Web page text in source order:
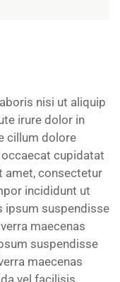
nisi ut aliquip
irure dolor in
cillum dolore
cupidatat
amet, consectetur
incididunt ut
ipsum suspendisse
maecenas
suspendisse
maecenas
vel facilisis.